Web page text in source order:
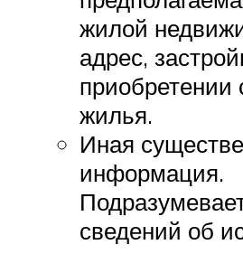
жилой
адрес,
приобретении
жилья.
Иная
информация.
сведений об